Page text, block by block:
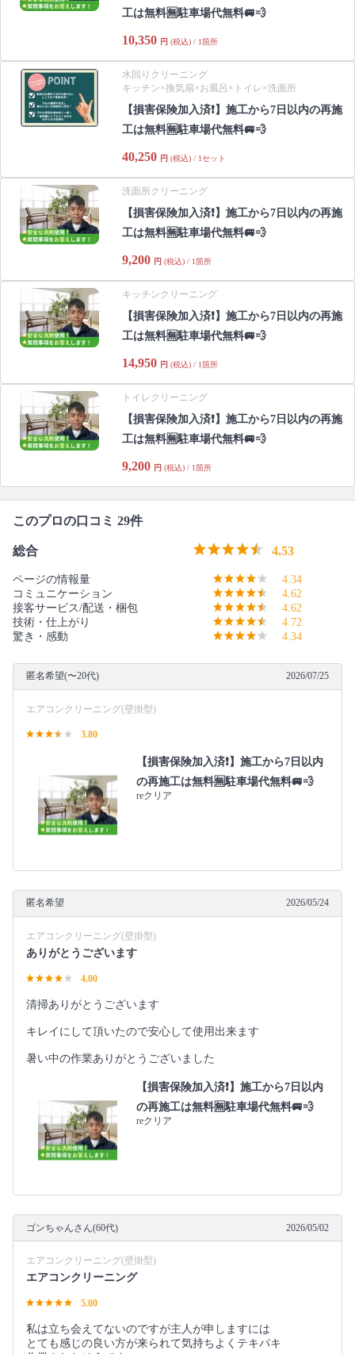
工は無料🈚️駐車場代無料🚐💨
10,350 円 (税込) / 1箇所
水回りクリーニング
キッチン×換気扇×お風呂×トイレ×洗面所
【損害保険加入済❗️】施工から7日以内の再施
工は無料🈚️駐車場代無料🚐💨
40,250 円 (税込) / 1セット
洗面所クリーニング
【損害保険加入済❗️】施工から7日以内の再施
工は無料🈚️駐車場代無料🚐💨
9,200 円 (税込) / 1箇所
キッチンクリーニング
【損害保険加入済❗️】施工から7日以内の再施
工は無料🈚️駐車場代無料🚐💨
14,950 円 (税込) / 1箇所
トイレクリーニング
【損害保険加入済❗️】施工から7日以内の再施
工は無料🈚️駐車場代無料🚐💨
9,200 円 (税込) / 1箇所
このプロの口コミ 29件
総合 4.53
ページの情報量
4.34
コミュニケーション
4.62
接客サービス/配送・梱包
4.62
技術・仕上がり
4.72
驚き・感動
4.34
匿名希望(〜20代) 2026/07/25
エアコンクリーニング(壁掛型)
3.80
【損害保険加入済❗️】施工から7日以内
の再施工は無料🈚️駐車場代無料🚐💨
reクリア
匿名希望 2026/05/24
エアコンクリーニング(壁掛型)
ありがとうございます
4.00
清掃ありがとうございます
キレイにして頂いたので安心して使用出来ます
暑い中の作業ありがとうございました
【損害保険加入済❗️】施工から7日以内
の再施工は無料🈚️駐車場代無料🚐💨
reクリア
ゴンちゃんさん(60代) 2026/05/02
エアコンクリーニング(壁掛型)
エアコンクリーニング
5.00
私は立ち会えてないのですが主人が申しますには
とても感じの良い方が来られて気持ちよくテキパキ